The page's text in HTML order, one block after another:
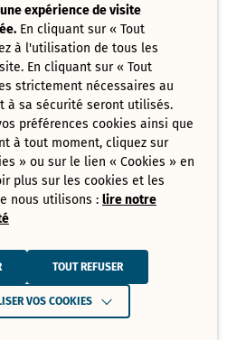
Municipal 17
2025
Municipal du 30
expérience de visite
En cliquant sur « Tout
à l'utilisation de tous les
En cliquant sur « Tout
strictement nécessaires au
à sa sécurité seront utilisés.
préférences cookies ainsi que
à tout moment, cliquez sur
» ou sur le lien « Cookies » en
plus sur les cookies et les
nous utilisons :lire notre
TOUT REFUSER
VOS COOKIES